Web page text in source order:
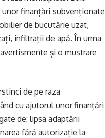
unor finanțări subvenționate
de bucutărie uzat,
infiltrații de apă. În urma
și o mustrare
de pe raza
cu ajutorul unor finanțări
de: lipsa adaptării
fără autorizație la